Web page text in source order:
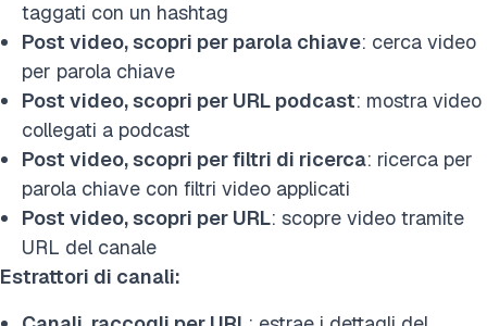
taggati con un hashtag
Post video, scopri per parola chiave: cerca video
per parola chiave
Post video, scopri per URL podcast: mostra video
collegati a podcast
Post video, scopri per filtri di ricerca: ricerca per
parola chiave con filtri video applicati
Post video, scopri per URL: scopre video tramite
URL del canale
Estrattori di canali: